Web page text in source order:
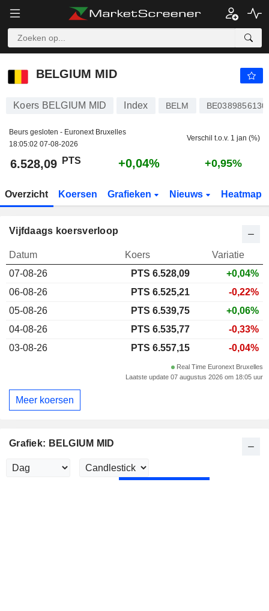
BELGIUM MID
BELGIUM MID
Koers BELGIUM MID Index BELM BE0389856130
Beurs gesloten - Euronext Bruxelles
18:05:02 07-08-2026
Verschil t.o.v. 1 jan (%)
6.528,09 PTS +0,04% +0,95%
Overzicht Koersen Grafieken Nieuws Heatmap
Grafiek: BELGIUM MID
Vijfdaags koersverloop
Datum Koers
Variatie
07-08-26
PTS 6.528,09
+0,04%
06-08-26
PTS 6.525,21
-0,22%
05-08-26
PTS 6.539,75
+0,06%
04-08-26
PTS 6.535,77
-0,33%
03-08-26
PTS 6.557,15 -0,04%
Real Time Euronext Bruxelles
Laatste update 07 augustus 2026 om 18:05 uur
Meer koersen